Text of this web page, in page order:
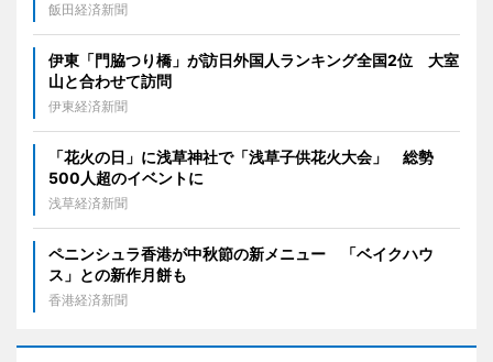
飯田経済新聞
伊東「門脇つり橋」が訪日外国人ランキング全国2位 大室
山と合わせて訪問
伊東経済新聞
「花火の日」に浅草神社で「浅草子供花火大会」 総勢
500人超のイベントに
浅草経済新聞
ペニンシュラ香港が中秋節の新メニュー 「ベイクハウ
ス」との新作月餅も
香港経済新聞